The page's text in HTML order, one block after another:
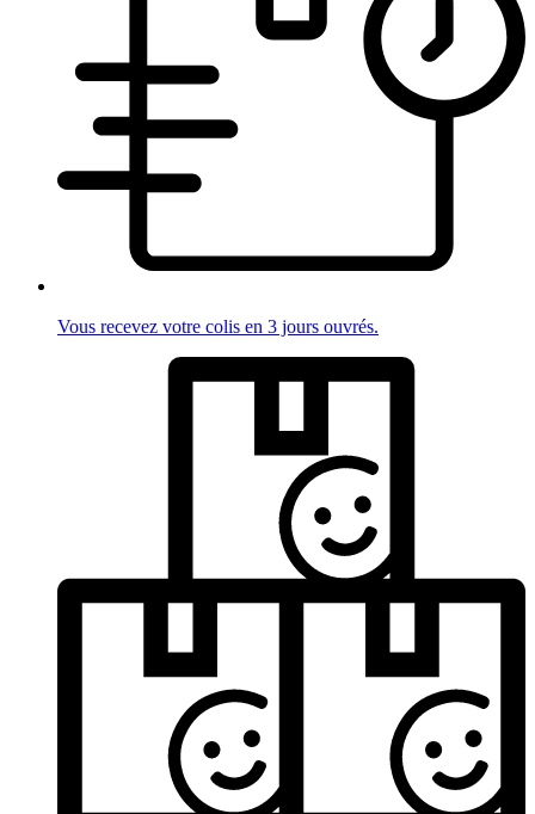
Vous recevez votre colis en 3 jours ouvrés.